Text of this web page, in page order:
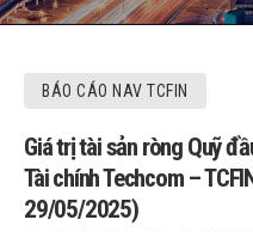
BÁO CÁO NAV TCFIN
Giá trị tài sản ròng Quỹ
Tài chính Techcom –
29/05/2025)